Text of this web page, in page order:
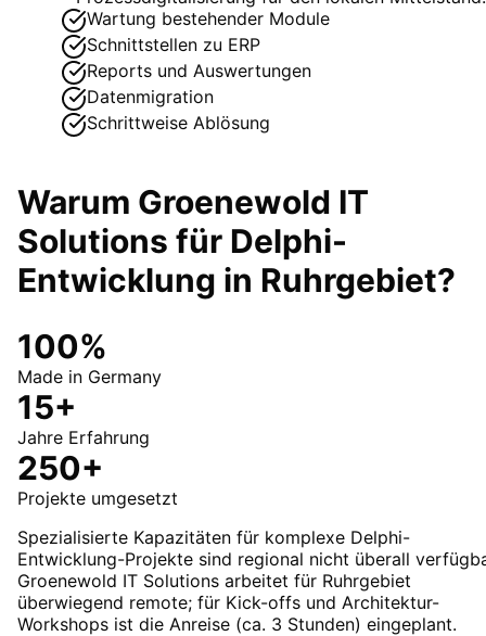
Wartung bestehender Module
Schnittstellen zu ERP
Reports und Auswertungen
Datenmigration
Schrittweise Ablösung
Warum Groenewold IT
Solutions für Delphi-
Entwicklung in Ruhrgebiet?
100%
Made in Germany
15+
Jahre Erfahrung
250+
Projekte umgesetzt
Spezialisierte Kapazitäten für komplexe Delphi-
Entwicklung-Projekte sind regional nicht überall
Groenewold IT Solutions arbeitet für Ruhrgebiet
überwiegend remote; für Kick-offs und Architektur-
Workshops ist die Anreise (ca. 3 Stunden) eingeplant.